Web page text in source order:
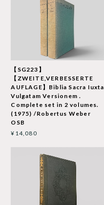
【SG223】
【ZWEITE,VERBESSERTE
AUFLAGE】Biblia Sacra Iuxta
Vulgatam Versionem .
Complete set in 2 volumes.
(1975) /Robertus Weber
OSB
¥14,080